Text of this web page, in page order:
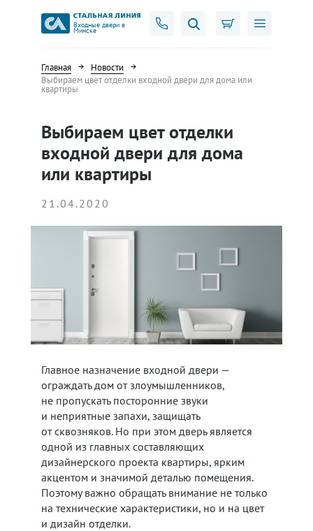
Входные двери в
Минске
Главная
Новости
Выбираем цвет отделки входной двери для дома или
квартиры
Выбираем цвет отделки
входной двери для дома
или квартиры
21.04.2020
Главное назначение входной двери —
ограждать дом от злоумышленников,
не пропускать посторонние звуки
и неприятные запахи, защищать
от сквозняков. Но при этом дверь является
одной из главных составляющих
дизайнерского проекта квартиры, ярким
акцентом и значимой деталью помещения.
Поэтому важно обращать внимание не только
на технические характеристики, но и на цвет
и дизайн отделки.